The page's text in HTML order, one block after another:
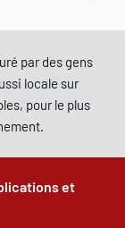
par des gens
locale sur
pour le plus
et